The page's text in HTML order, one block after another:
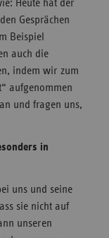
Heute hat der
Gesprächen
Beispiel
auch die
indem wir zum
aufgenommen
und fragen uns,
in
uns und seine
sie nicht auf
unseren